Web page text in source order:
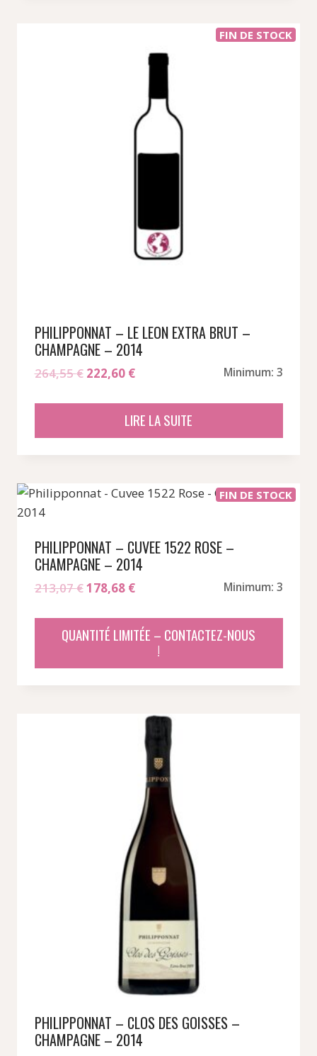
FIN DE STOCK
PHILIPPONNAT – LE LEON EXTRA BRUT –
CHAMPAGNE – 2014
264,55€ Le
222,60 €Le
est :
Minimum: 3
LIRE LA SUITE
FIN DE STOCK
PHILIPPONNAT – CUVEE 1522 ROSE –
CHAMPAGNE – 2014
213,07€Le
initial
était :
178,68 €Le
actuel
est :
Minimum: 3
QUANTITÉ LIMITÉE – CONTACTEZ-NOUS
!
PHILIPPONNAT – CLOS DES GOISSES –
CHAMPAGNE – 2014